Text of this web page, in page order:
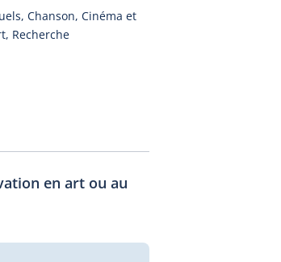
Chanson, Cinéma et
Recherche
en art ou au